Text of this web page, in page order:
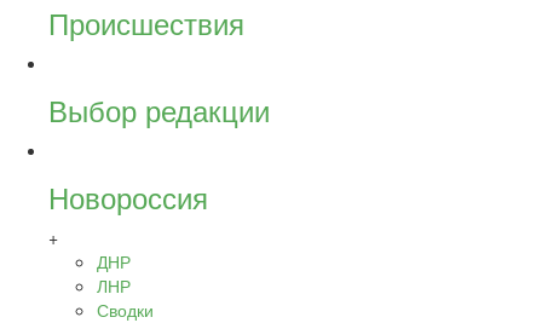
Происшествия
Выбор редакции
Новороссия
+
ДНР
ЛНР
Сводки